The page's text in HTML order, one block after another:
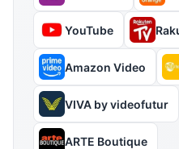
YouTube
Amazon Video
VIVA by videofutur
ARTE Boutique